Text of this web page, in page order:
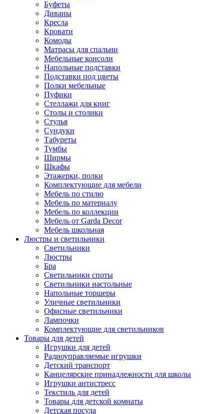
Буфеты
Диваны
Кресла
Кровати
Комоды
Матрасы для спальни
Мебельные консоли
Напольные подставки
Подставки под цветы
Полки мебельные
Пуфики
Стеллажи для книг
Столы и столики
Стулья
Сундуки
Табуреты
Тумбы
Ширмы
Шкафы
Этажерки, полки
Комплектующие для мебели
Мебель по стилю
Мебель по материалу
Мебель по коллекции
Мебель от Garda Decor
Мебель школьная
Люстры и светильники
Светильники
Люстры
Бра
Светильники споты
Светильники настольные
Напольные торшеры
Уличные светильники
Офисные светильники
Лампочки
Комплектующие для светильников
Товары для детей
Игрушки для детей
Радиоуправляемые игрушки
Детский транспорт
Канцелярские принадлежности для школы
Игрушки антистресс
Текстиль для детей
Товары для детской комнаты
Детская посуда